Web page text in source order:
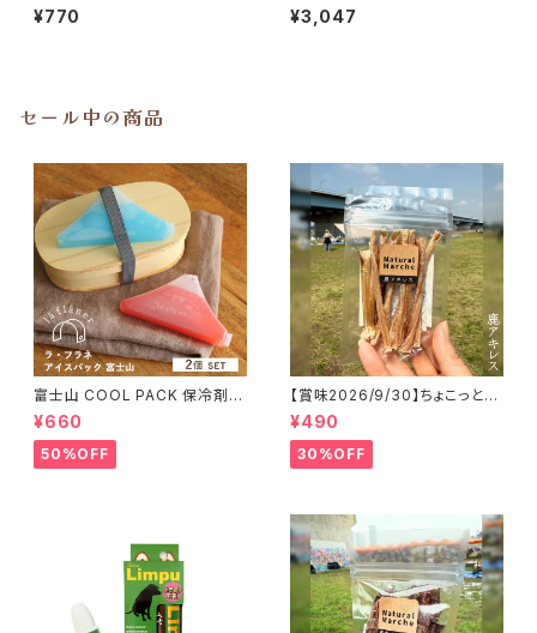
う ヤーコンチップ 20g
¥770
ーズドライ ビーフボーンブロス
プロバイオティクス 30g ベイリ
¥3,047
セール中の商品
富士山 COOL PACK 保冷剤 2
個セット ひんやり雑貨 アイスパ
ックla flaner ラフラネ
¥660
50%OFF
【賞味2026/9/30】ちょこっと
「鹿アキレス」ジビエ鹿 おやつ
¥490
30%OFF